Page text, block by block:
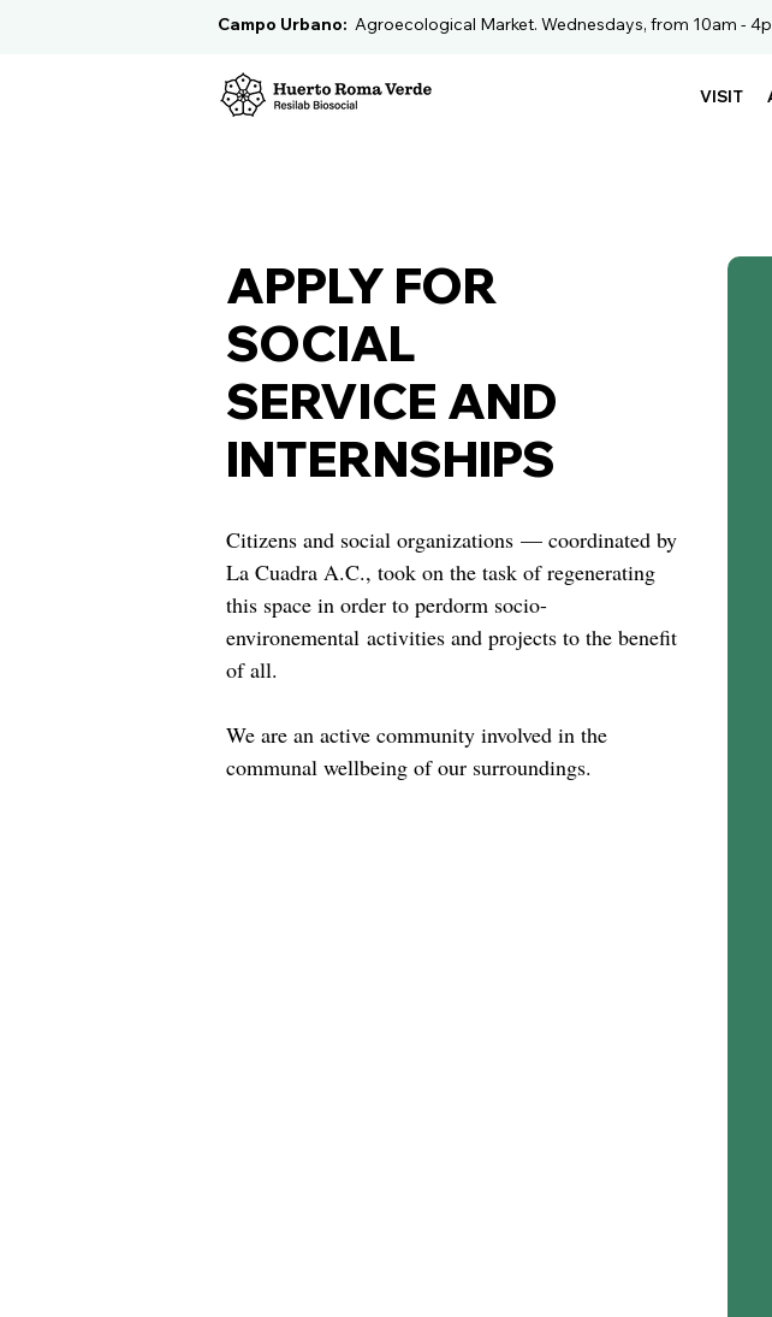
Campo Urbano: Agroecological Market. Wednesdays, from 10am -
VISIT
APPLY FOR
SOCIAL
SERVICE AND
INTERNSHIPS
Citizens and social organizations — coordinated by
La Cuadra A.C., took on the task of regenerating
this space in order to perdorm socio-
environemental activities and projects to the benefit
of all.
We are an active community involved in the
communal wellbeing of our surroundings.